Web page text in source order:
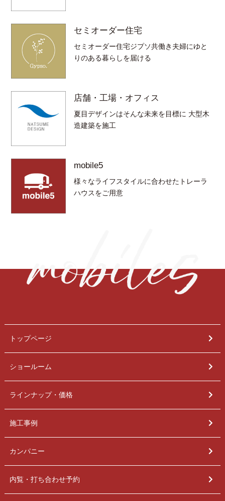
セミオーダー住宅
セミオーダー住宅ジプソ共働き夫婦にゆと
りのある暮らしを届ける
店舗・工場・オフィス
夏目デザインはそんな未来を目標に 大型木
造建築を施工
mobile5
様々なライフスタイルに合わせたトレーラ
ハウスをご用意
トップページ
ショールーム
ラインナップ・価格
施工事例
カンパニー
内覧・打ち合わせ予約